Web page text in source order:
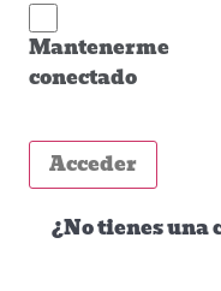
Mantenerme
conectado
Acceder
¿No tienes una